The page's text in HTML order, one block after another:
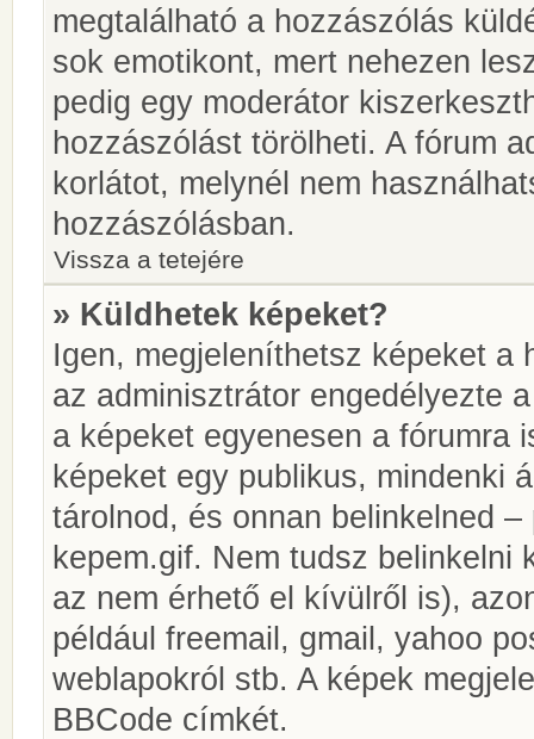
megtalálható a hozzászólás
sok emotikont, mert nehezen
pedig egy moderátor
hozzászólást törölheti. A fórum
korlátot, melynél nem
hozzászólásban.
Vissza a tetejére
» Küldhetek képeket?
Igen, megjeleníthetsz képeket a
az adminisztrátor engedélyezte
a képeket egyenesen a fórumra
képeket egy publikus, mindenki
tárolnod, és onnan belinkelned
kepem.gif. Nem tudsz belinkelni
az nem érhető el kívülről is),
például freemail, gmail, yahoo
weblapokról stb. A képek
BBCode címkét.